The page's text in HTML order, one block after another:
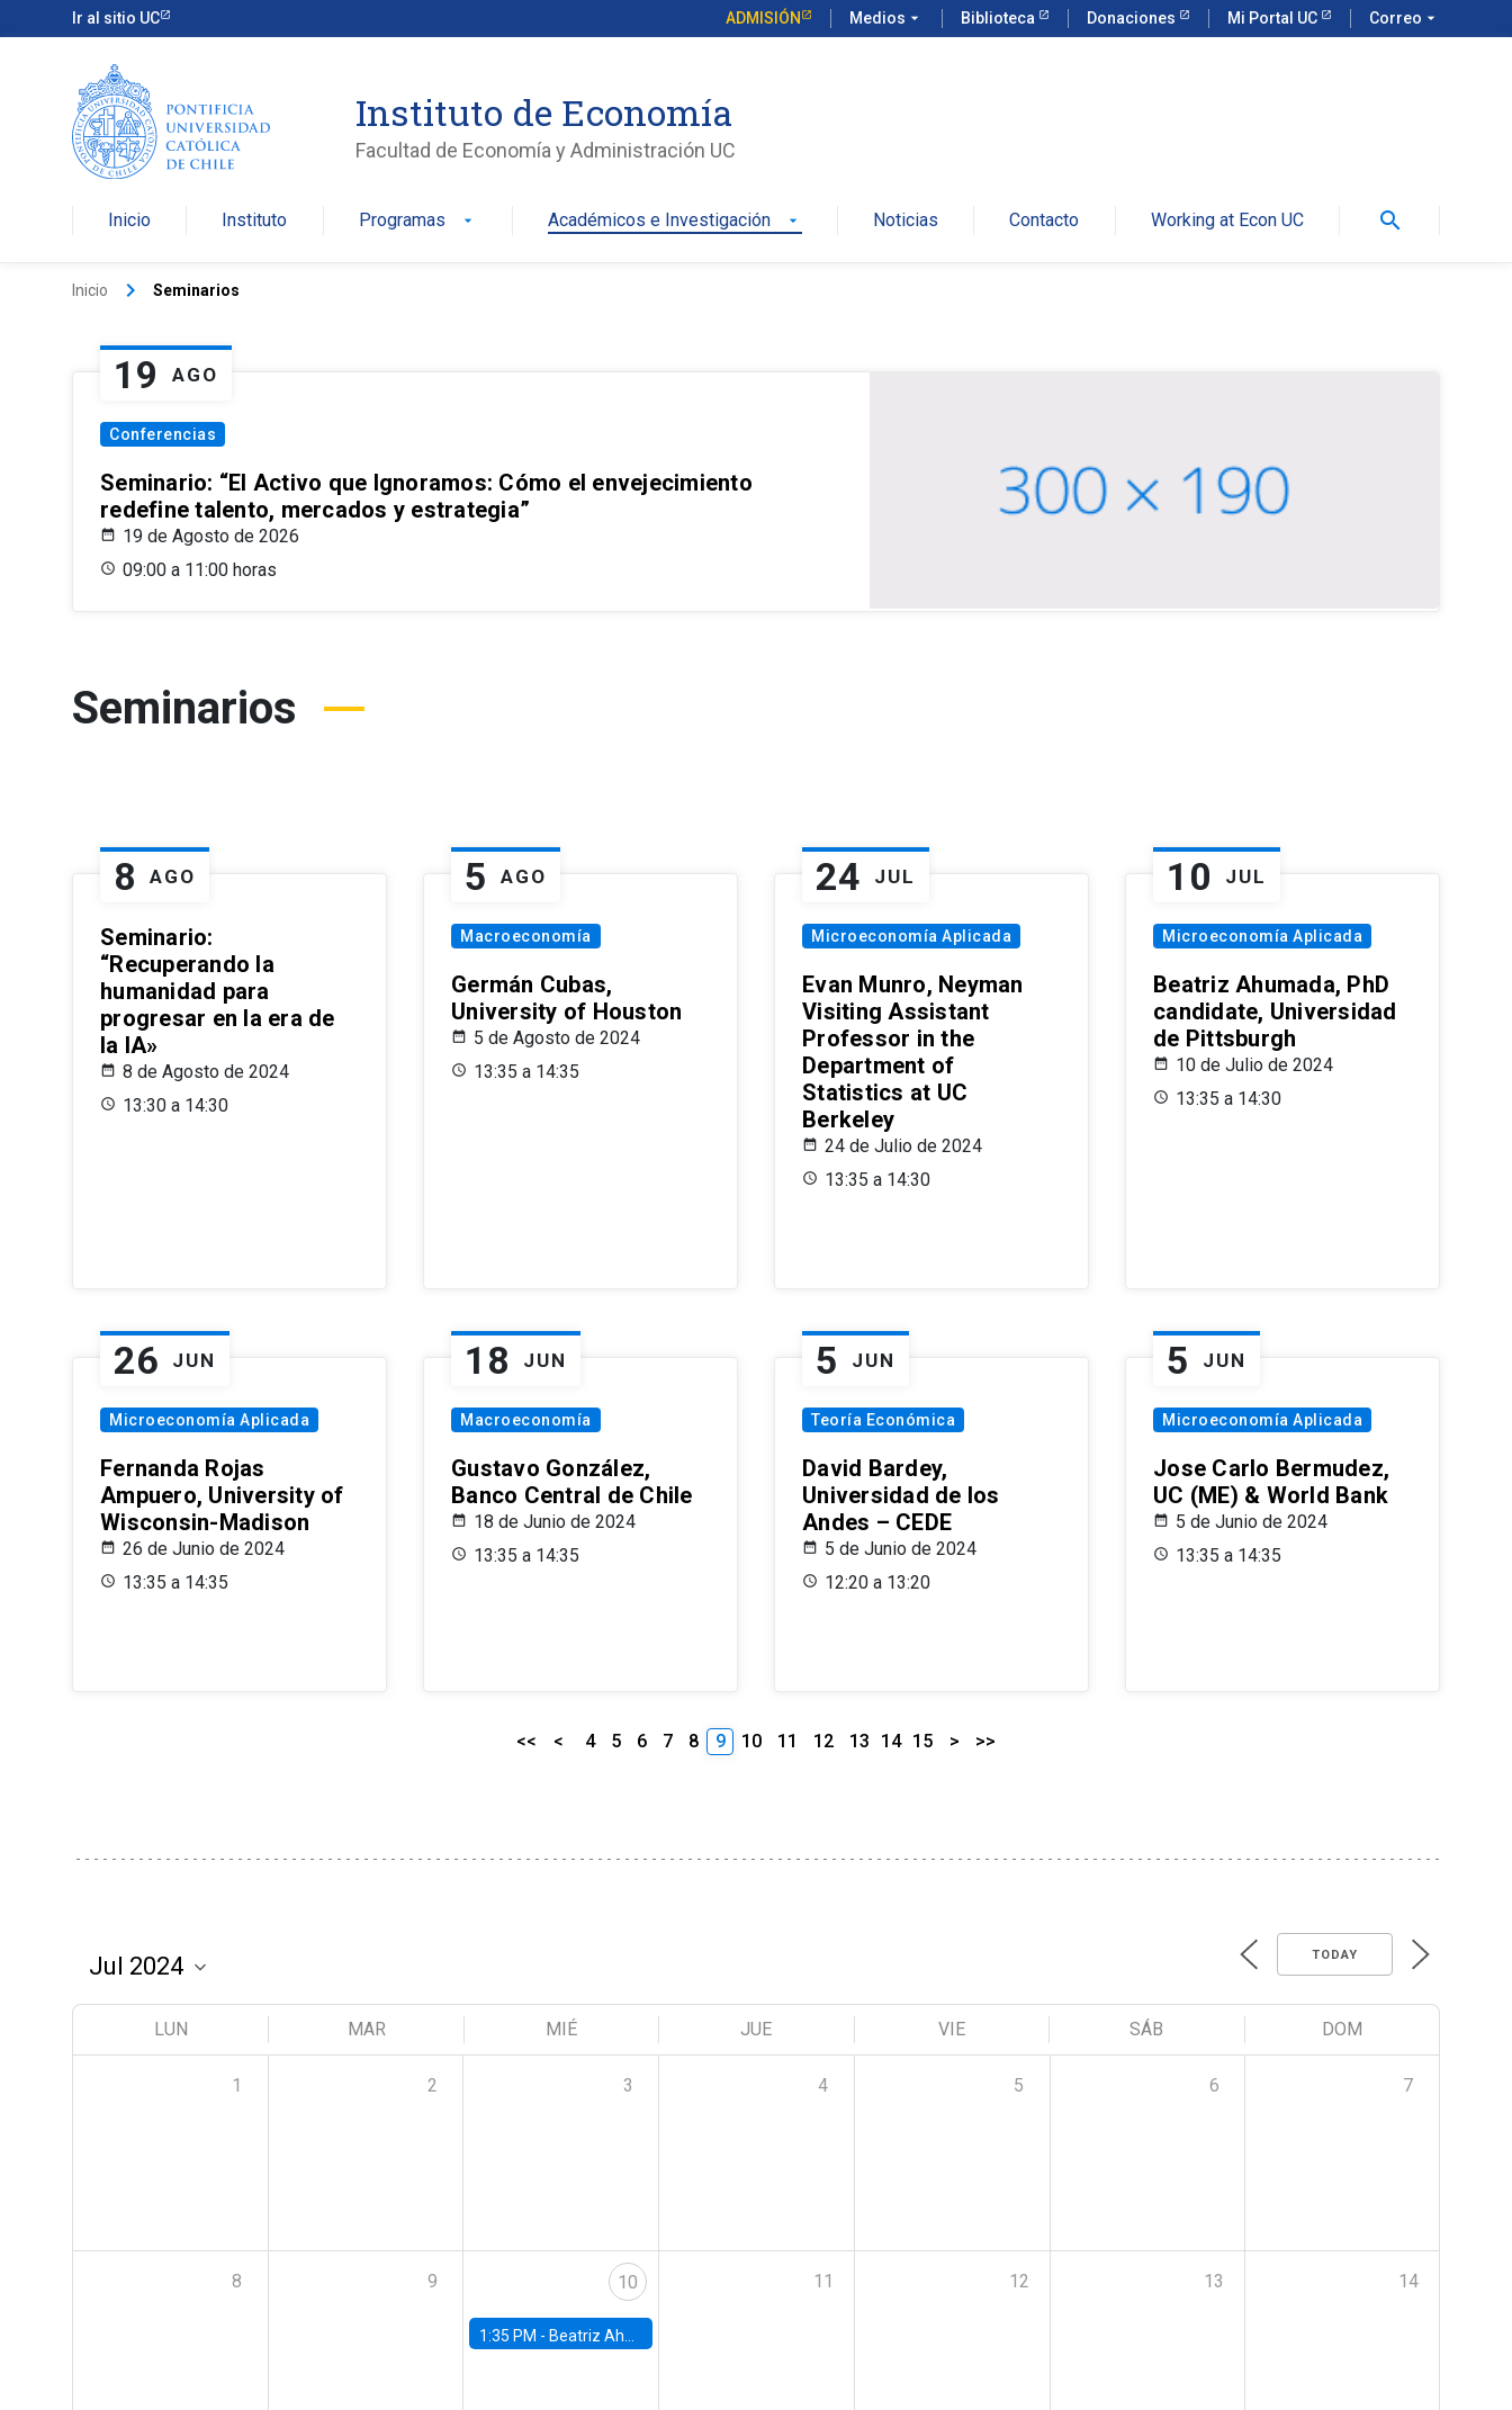
Ir al sitio UC ADMISIÓN Medios arrow_drop_down Biblioteca Donaciones Mi Portal UC Correo arrow_drop_down
Instituto de Economía
Facultad de Economía y Administración UC
Inicio Instituto Programas arrow_drop_down Académicos e Investigación arrow_drop_down Noticias Contacto Working at Econ UC search
Inicio keyboard_arrow_right Seminarios
19 AGO
Conferencias
Seminario: “El Activo que Ignoramos: Cómo el envejecimiento
redefine talento, mercados y estrategia”
19 de Agosto de 2026
09:00 a 11:00 horas
Seminarios
8 AGO
Seminario:
“Recuperando la
humanidad para
progresar en la era de
la IA»
8 de Agosto de 2024
13:30 a 14:30
5 AGO
Macroeconomía
Germán Cubas,
University of Houston
5 de Agosto de 2024
13:35 a 14:35
24 JUL
Microeconomía Aplicada
Evan Munro, Neyman
Visiting Assistant
Professor in the
Department of
Statistics at UC
Berkeley
24 de Julio de 2024
13:35 a 14:30
10 JUL
Microeconomía Aplicada
Beatriz Ahumada, PhD
candidate, Universidad
de Pittsburgh
10 de Julio de 2024
13:35 a 14:30
26 JUN
Microeconomía Aplicada
Fernanda Rojas
Ampuero, University of
Wisconsin-Madison
26 de Junio de 2024
13:35 a 14:35
18 JUN
Macroeconomía
Gustavo González,
Banco Central de Chile
18 de Junio de 2024
13:35 a 14:35
5 JUN
Teoría Económica
David Bardey,
Universidad de los
Andes – CEDE
5 de Junio de 2024
12:20 a 13:20
5 JUN
Microeconomía Aplicada
Jose Carlo Bermudez,
UC (ME) & World Bank
5 de Junio de 2024
13:35 a 14:35
<< < 4 5 6 7 8 9 10 11 12 13 14 15 > >>
TODAY
LUN MAR MIÉ JUE VIE SÁB DOM
1 2 3 4 5 6 7
8 9 10
1:35 PM - Beatriz Ahumada, PhD candidate, Universidad de Pittsburgh
11 12 13 14